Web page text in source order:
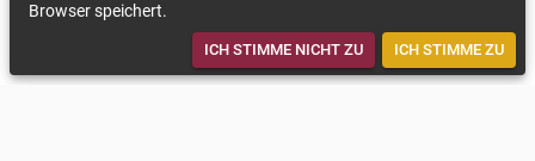
Instead of maximizing the yield, the stabile crop secures the risks
Browser speichert.
ICH STIMME NICHT ZU ICH STIMME ZU